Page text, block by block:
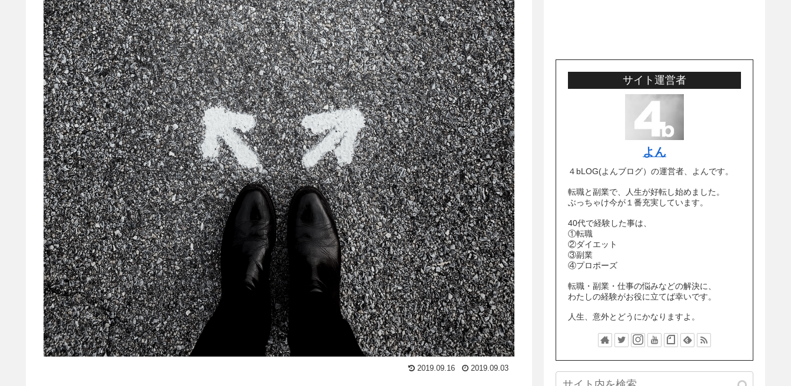
2019.09.16 2019.09.03
サイト運営者
よん
４bLOG(よんブログ）の運営者、よんです。
転職と副業で、人生が好転し始めました。
ぶっちゃけ今が１番充実しています。
40代で経験した事は、
①転職
②ダイエット
③副業
④プロポーズ
転職・副業・仕事の悩みなどの解決に、
わたしの経験がお役に立てば幸いです。
人生、意外とどうにかなりますよ。